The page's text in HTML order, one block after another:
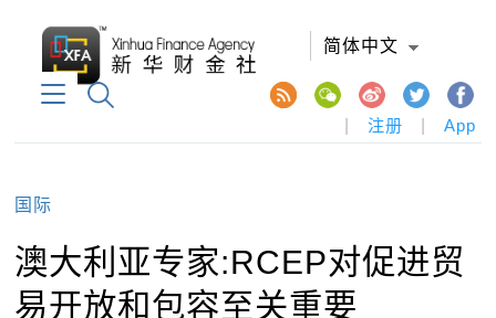
简体中文
注册 App
国际
澳大利亚专家:RCEP对促进贸
易开放和包容至关重要